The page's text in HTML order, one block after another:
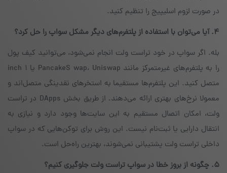
در صورت لزوم اسلیپیج را تنظیم کنید.
۴. آیا می‌توان با استفاده از پلتفرم‌های دیگر مشکل سواپ را حل کرد؟
بله. اگر سواپ در خود تراست ولت انجام نمی‌شود، می‌توانید کیف پول
را به پلتفرم‌های غیرمتمرکز مانند PancakeS wap، Uniswap یا ۱ inch
متصل کنید. این پلتفرم‌ها مستقیما به استخرهای نقدینگی متصل‌اند و
معمولا نرخ‌های بهتری ارائه می‌دهند. از طریق بخش DApps در تراست
ولت، امکان اتصال مستقیم به این سایت‌ها وجود دارد و نیازی به
انتقال دارایی یا ثبت‌نام نیست. این روش برای توکن‌هایی که در سواپ
داخلی تراست ولت پشتیبانی نمی‌شوند، بهترین راه‌حل است.
۵. چگونه از بروز خطا در سواپ تراست ولت جلوگیری کنیم؟